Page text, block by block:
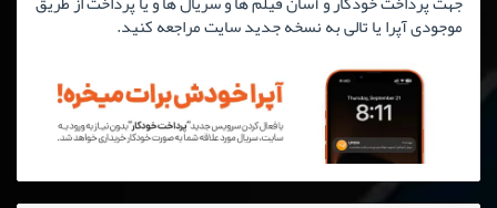
موجودی آپرا یا تالی به نسخه جدید سایت مراجعه کنید.